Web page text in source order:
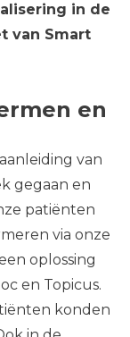
in de
van Smart
en
van
gegaan en
patiënten
via onze
oplossing
en Topicus.
konden